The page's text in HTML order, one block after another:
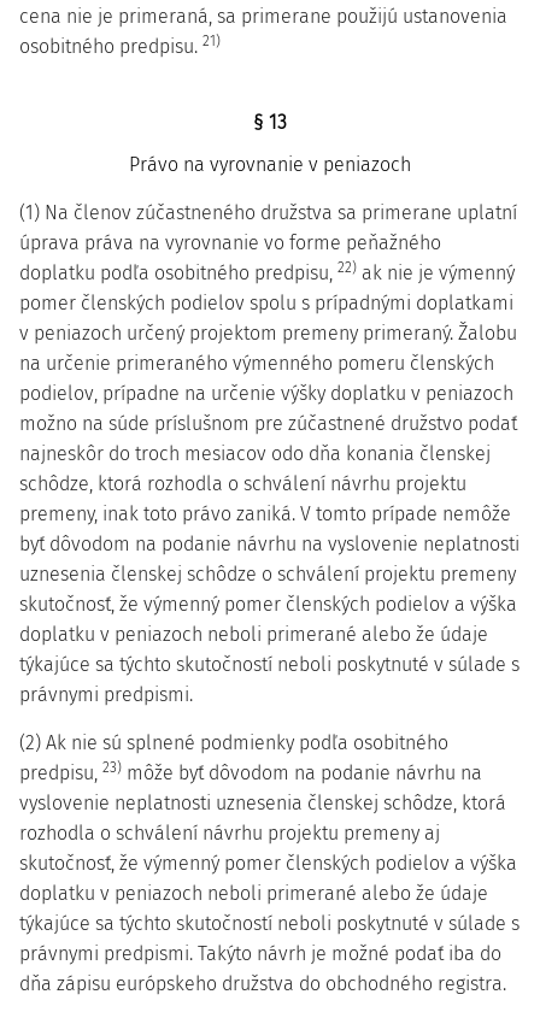
cena nie je primeraná, sa primerane použijú ustanovenia
osobitného predpisu. 21)
§ 13
Právo na vyrovnanie v peniazoch
(1) Na členov zúčastneného družstva sa primerane uplatní
úprava práva na vyrovnanie vo forme peňažného
doplatku podľa osobitného predpisu, 22) ak nie je výmenný
pomer členských podielov spolu s prípadnými doplatkami
v peniazoch určený projektom premeny primeraný. Žalobu
na určenie primeraného výmenného pomeru členských
podielov, prípadne na určenie výšky doplatku v peniazoch
možno na súde príslušnom pre zúčastnené družstvo podať
najneskôr do troch mesiacov odo dňa konania členskej
schôdze, ktorá rozhodla o schválení návrhu projektu
premeny, inak toto právo zaniká. V tomto prípade nemôže
byť dôvodom na podanie návrhu na vyslovenie neplatnosti
uznesenia členskej schôdze o schválení projektu premeny
skutočnosť, že výmenný pomer členských podielov a výška
doplatku v peniazoch neboli primerané alebo že údaje
týkajúce sa týchto skutočností neboli poskytnuté v súlade s
právnymi predpismi.
(2) Ak nie sú splnené podmienky podľa osobitného
predpisu, 23) môže byť dôvodom na podanie návrhu na
vyslovenie neplatnosti uznesenia členskej schôdze, ktorá
rozhodla o schválení návrhu projektu premeny aj
skutočnosť, že výmenný pomer členských podielov a výška
doplatku v peniazoch neboli primerané alebo že údaje
týkajúce sa týchto skutočností neboli poskytnuté v súlade s
právnymi predpismi. Takýto návrh je možné podať iba do
dňa zápisu európskeho družstva do obchodného registra.